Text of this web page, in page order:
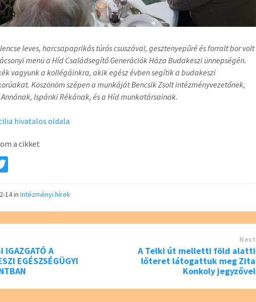
leves, harcsapaprikás túrós csuszával, gesztenyepűré és forralt bor volt
menü a Híd Családsegítő Generációk Háza Budakeszi ünnepségén.
vagyunk a kollégáinkra, akik egész évben segítik a budakeszi
Köszönöm szépen a munkáját Bencsik Zsolt intézményvezetőnek,
Annának, Ispánki Rékának, és a Híd munkatársainak.
hivatalos oldala
a cikket
tt
er
14inIntézményi hírek
IGAZGATÓ A
EGÉSZSÉGÜGYI
Next
A Telki út melletti föld alatti
lőteret látogattuk meg Zita
Konkoly jegyzővel